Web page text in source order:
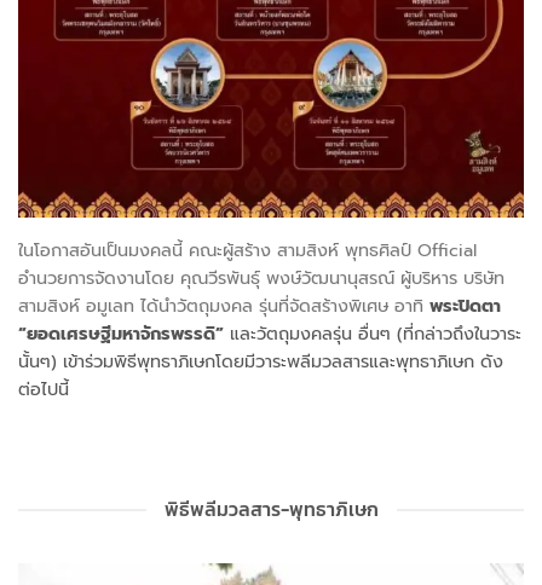
ในโอกาสอันเป็นมงคลนี้ คณะผู้สร้าง สามสิงห์ พุทธศิลป์ Official
อำนวยการจัดงานโดย คุณวีรพันธุ์ พงษ์วัฒนานุสรณ์ ผู้บริหาร บริษัท
สามสิงห์ อมูเลท ได้นำวัตถุมงคล รุ่นที่จัดสร้างพิเศษ อาทิ พระปิดตา
“ยอดเศรษฐีมหาจักรพรรดิ” และวัตถุมงคลรุ่น อื่นๆ (ที่กล่าวถึงในวาระ
นั้นๆ) เข้าร่วมพิธีพุทธาภิเษกโดยมีวาระพลีมวลสารและพุทธาภิเษก ดัง
ต่อไปนี้
พิธีพลีมวลสาร-พุทธาภิเษก